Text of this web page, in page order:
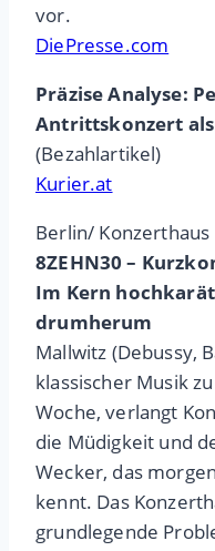
vor.
DiePresse.com
Präzise Analyse:
Antrittskonzert
(Bezahlartikel)
Kurier.at
Berlin/ Konzerthaus
8ZEHN30 –
Im Kern
drumherum
Mallwitz (Debussy,
klassischer Musik
Woche, verlangt
die Müdigkeit und
Wecker, das
kennt. Das
grundlegende